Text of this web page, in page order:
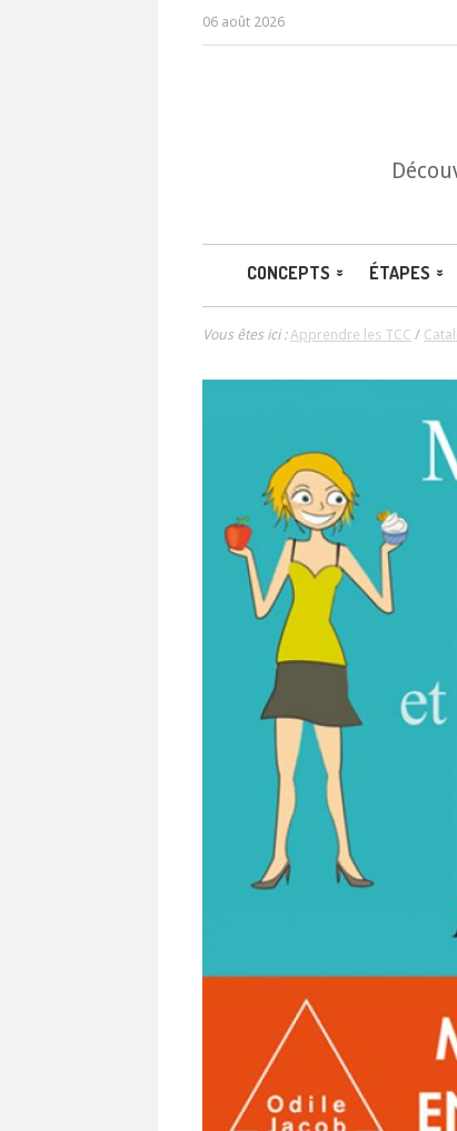
06 août 2026
CONCEPTS ÉTAPES
Vous êtes ici :Apprendre les TCC /